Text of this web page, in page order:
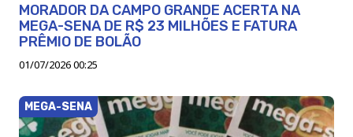
MORADOR DA CAMPO GRANDE ACERTA NA
MEGA-SENA DE R$ 23 MILHÕES E FATURA
PRÊMIO DE BOLÃO
01/07/2026 00:25
MEGA-SENA